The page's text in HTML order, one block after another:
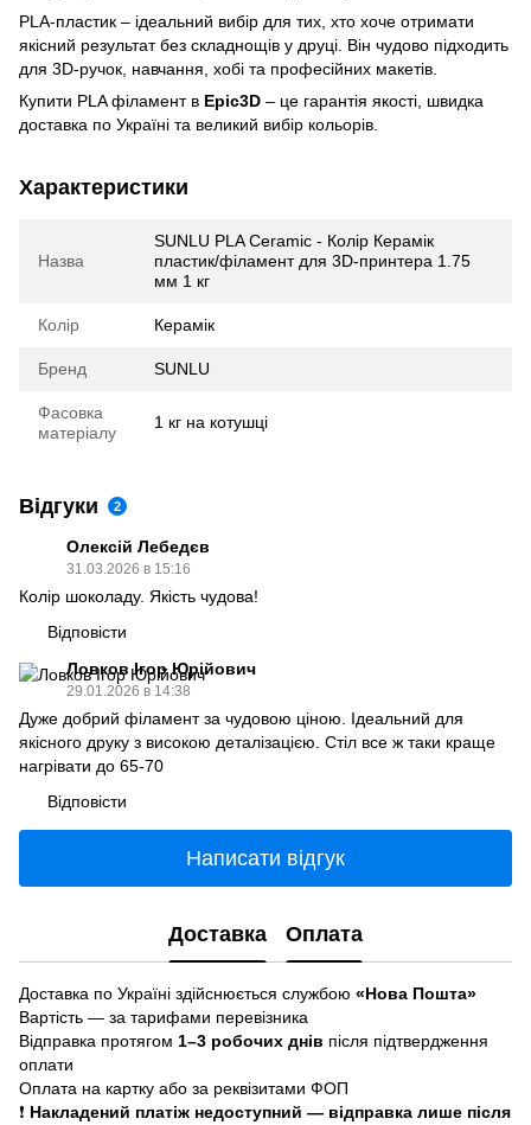
PLA-пластик – ідеальний вибір для тих, хто хоче отримати
якісний результат без складнощів у друці. Він чудово підходить
для 3D-ручок, навчання, хобі та професійних макетів.
Купити PLA філамент в Epic3D – це гарантія якості, швидка
доставка по Україні та великий вибір кольорів.
Характеристики
Назва
SUNLU PLA Ceramic - Колір Керамік
пластик/філамент для 3D-принтера 1.75
мм 1 кг
Колір Керамік
Бренд SUNLU
Фасовка
матеріалу
1 кг на котушці
Відгуки 2
Олексій Лебедєв
31.03.2026 в 15:16
Колір шоколаду. Якість чудова!
Відповісти
Ловков Ігор Юрійович
29.01.2026 в 14:38
Дуже добрий філамент за чудовою ціною. Ідеальний для
якісного друку з високою деталізацією. Стіл все ж таки краще
нагрівати до 65-70
Відповісти
Написати відгук
Доставка Оплата
Доставка по Україні здійснюється службою «Нова Пошта»
Вартість — за тарифами перевізника
Відправка протягом 1–3 робочих днів після підтвердження
оплати
Оплата на картку або за реквізитами ФОП
❗ Накладений платіж недоступний — відправка лише після